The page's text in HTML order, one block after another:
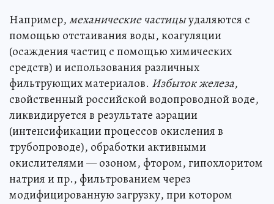
Например,механические частицыудаляются с
помощью отстаивания воды, коагуляции
(осаждения частиц с помощью химических
средств) и использования различных
фильтрующих материалов. Избыток железа,
свойственный российской водопроводной воде,
ликвидируется в результате аэрации
(интенсификации процессов окисления в
трубопроводе), обработки активными
окислителями — озоном, фтором, гипохлоритом
натрия и пр., фильтрованием через
модифицированную загрузку, при котором